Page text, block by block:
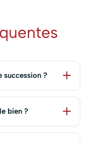
succession ?
bien ?